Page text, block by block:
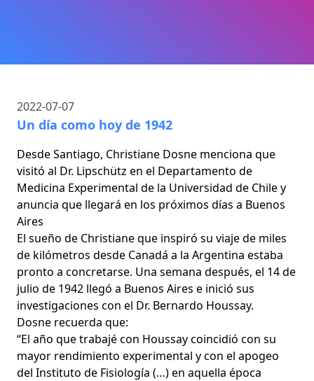
2022-07-07
Un día como hoy de 1942
Desde Santiago, Christiane Dosne menciona que
visitó al Dr. Lipschütz en el Departamento de
Medicina Experimental de la Universidad de Chile y
anuncia que llegará en los próximos días a Buenos
Aires
El sueño de Christiane que inspiró su viaje de miles
de kilómetros desde Canadá a la Argentina estaba
pronto a concretarse. Una semana después, el 14 de
julio de 1942 llegó a Buenos Aires e inició sus
investigaciones con el Dr. Bernardo Houssay.
Dosne recuerda que:
“El año que trabajé con Houssay coincidió con su
mayor rendimiento experimental y con el apogeo
del Instituto de Fisiología (…) en aquella época